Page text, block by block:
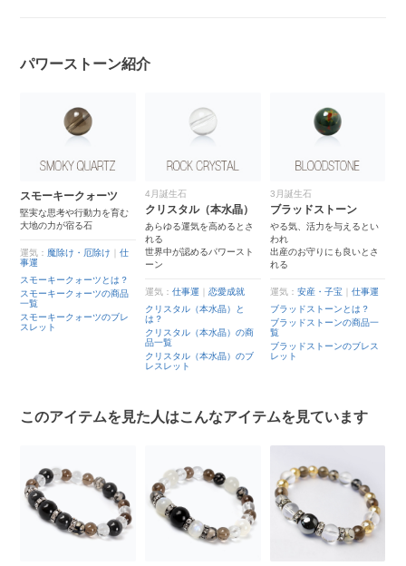
パワーストーン紹介
クォーツ
や行動力を育む
宿る石
け・厄除け｜仕
クォーツとは？
クォーツの商品
クォーツのブレ
4月誕生石
クリスタル（本水晶）
あらゆる運気を高めるとさ
世界中が認めるパワースト
運気：仕事運 ｜恋愛成就
クリスタル（本水晶）と
は？
クリスタル（本水晶）の商
クリスタル（本水晶）のブ
ブラッドストーン
やる気、活力を与えるとい
出産のお守りにも良いとさ
運気：安産・子宝｜ 仕事運
ブラッドストーンとは？
ブラッドストーンの商品一
覧
ブラッドストーンのブレス
レット
さりげない黒色
アイが
イ
ブラックタイガ
は？
ブラックタイガ
品一覧
ブラックタイガ
レスレット
このアイテムを見た人はこんなアイテムを見ています